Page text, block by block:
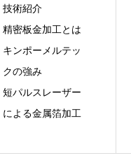
技術紹介
精密板金加工とは
キンポーメルテッ
クの強み
短パルスレーザー
による金属箔加工